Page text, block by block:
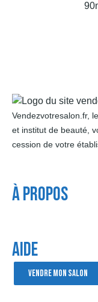
90
Vendezvotresalon.fr,
et institut de beauté,
cession de votre
À Propos
AIDE
VENDRE MON SALON